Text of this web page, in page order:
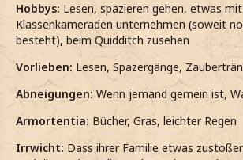
Hobbys: Lesen, spazieren gehen, etwas
Klassenkameraden unternehmen (soweit
besteht), beim Quidditch zusehen
Vorlieben: Lesen, Spazergänge,
Abneigungen: Wenn jemand gemein ist,
Armortentia: Bücher, Gras, leichter Regen
Irrwicht: Dass ihrer Familie etwas